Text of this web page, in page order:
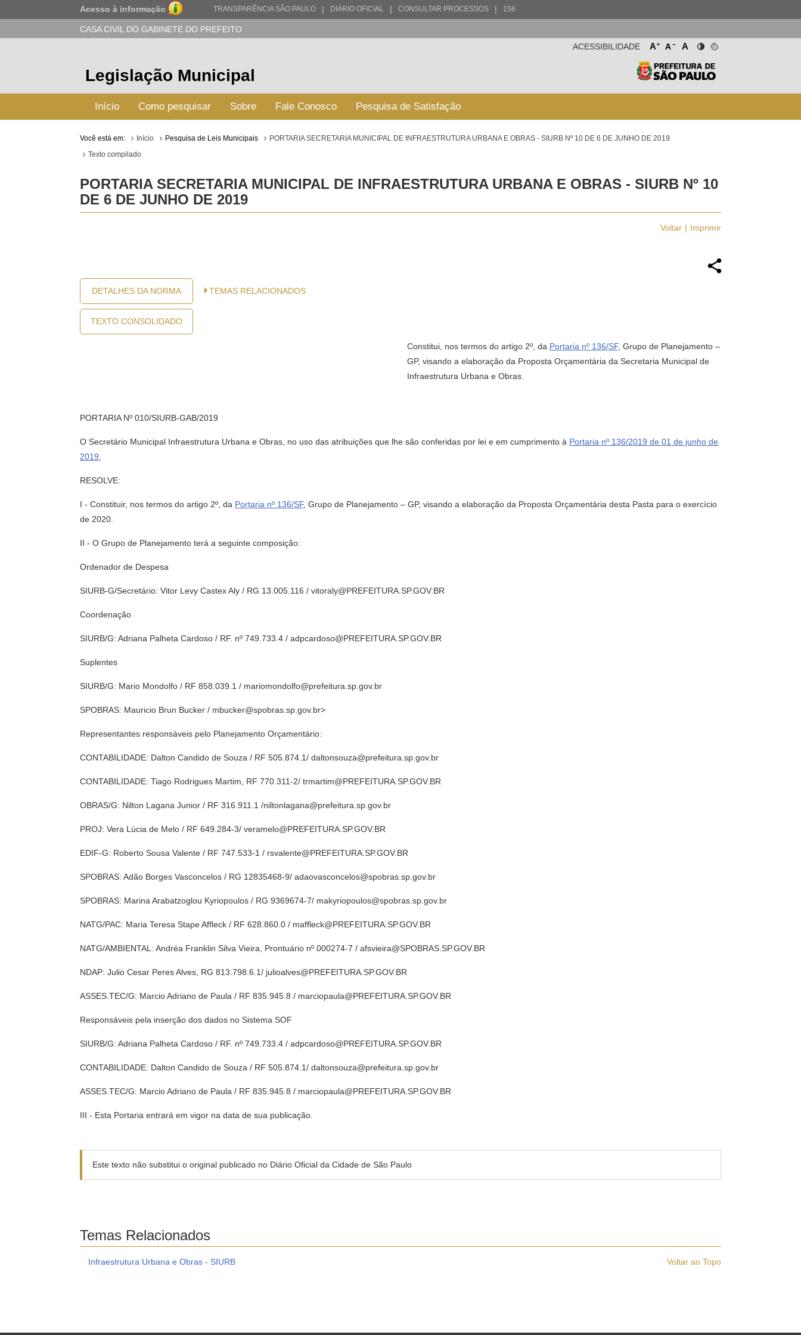
Acesso à informação TRANSPARÊNCIA SÃO PAULO | DIÁRIO OFICIAL | CONSULTAR PROCESSOS | 156
CASA CIVIL DO GABINETE DO PREFEITO
A+ A- A
ACESSIBILIDADE
Legislação Municipal
Início Como pesquisar Sobre Fale Conosco Pesquisa de Satisfação
Você está em: Início Pesquisa de Leis Municipais
PORTARIA SECRETARIA MUNICIPAL DE INFRAESTRUTURA URBANA E OBRAS - SIURB Nº 10 DE 6 DE JUNHO DE 2019
Texto compilado
PORTARIA SECRETARIA MUNICIPAL DE INFRAESTRUTURA URBANA E OBRAS - SIURB Nº 10
DE 6 DE JUNHO DE 2019
Voltar Imprimir
DETALHES DA NORMA
TEXTO CONSOLIDADO
TEMAS RELACIONADOS
Constitui, nos termos do artigo 2º, da Portaria nº 136/SF, Grupo de Planejamento –
GP, visando a elaboração da Proposta Orçamentária da Secretaria Municipal de
Infraestrutura Urbana e Obras.
PORTARIA Nº 010/SIURB-GAB/2019
O Secretário Municipal Infraestrutura Urbana e Obras, no uso das atribuições que lhe são conferidas por lei e em cumprimento à Portaria nº 136/2019 de 01 de junho de
2019
RESOLVE:
I - Constituir, nos termos do artigo 2º, da Portaria nº 136/SF, Grupo de Planejamento – GP, visando a elaboração da Proposta Orçamentária desta Pasta para o exercício
de 2020.
II - O Grupo de Planejamento terá a seguinte composição:
Ordenador de Despesa
SIURB-G/Secretário: Vitor Levy Castex Aly / RG 13.005.116 / vitoraly@PREFEITURA.SP.GOV.BR
Coordenação
SIURB/G: Adriana Palheta Cardoso / RF. nº 749.733.4 / adpcardoso@PREFEITURA.SP.GOV.BR
Suplentes
SIURB/G: Mario Mondolfo / RF 858.039.1 / mariomondolfo@prefeitura.sp.gov.br
SPOBRAS: Mauricio Brun Bucker / mbucker@spobras.sp.gov.br>
Representantes responsáveis pelo Planejamento Orçamentário:
CONTABILIDADE: Dalton Candido de Souza / RF 505.874.1/ daltonsouza@prefeitura.sp.gov.br
CONTABILIDADE: Tiago Rodrigues Martim, RF 770.311-2/ trmartim@PREFEITURA.SP.GOV.BR
OBRAS/G: Nilton Lagana Junior / RF 316.911.1 /niltonlagana@prefeitura.sp.gov.br
PROJ: Vera Lúcia de Melo / RF 649.284-3/ veramelo@PREFEITURA.SP.GOV.BR
EDIF-G: Roberto Sousa Valente / RF 747.533-1 / rsvalente@PREFEITURA.SP.GOV.BR
SPOBRAS: Adão Borges Vasconcelos / RG 12835468-9/ adaovasconcelos@spobras.sp.gov.br
SPOBRAS: Marina Arabatzoglou Kyriopoulos / RG 9369674-7/ makyriopoulos@spobras.sp.gov.br
NATG/PAC: Maria Teresa Stape Affleck / RF 628.860.0 / maffleck@PREFEITURA.SP.GOV.BR
NATG/AMBIENTAL: Andréa Franklin Silva Vieira, Prontuário nº 000274-7 / afsvieira@SPOBRAS.SP.GOV.BR
NDAP: Julio Cesar Peres Alves, RG 813.798.6.1/ julioalves@PREFEITURA.SP.GOV.BR
ASSES.TEC/G: Marcio Adriano de Paula / RF 835.945.8 / marciopaula@PREFEITURA.SP.GOV.BR
Responsáveis pela inserção dos dados no Sistema SOF
SIURB/G: Adriana Palheta Cardoso / RF. nº 749.733.4 / adpcardoso@PREFEITURA.SP.GOV.BR
CONTABILIDADE: Dalton Candido de Souza / RF 505.874.1/ daltonsouza@prefeitura.sp.gov.br
ASSES.TEC/G: Marcio Adriano de Paula / RF 835.945.8 / marciopaula@PREFEITURA.SP.GOV.BR
III - Esta Portaria entrará em vigor na data de sua publicação.
Este texto não substitui o original publicado no Diário Oficial da Cidade de São Paulo
Temas Relacionados
Voltar ao Topo
Infraestrutura Urbana e Obras - SIURB